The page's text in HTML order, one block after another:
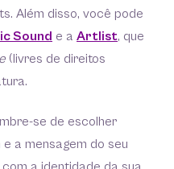
Além disso, você pode
Sound e a Artlist, que
(livres de direitos
se de escolher
a mensagem do seu